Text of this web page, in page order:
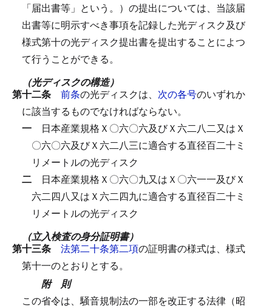
「届出書等」という。）の提出については、当該届
出書等に明示すべき事項を記録した光ディスク及び
様式第十の光ディスク提出書を提出することによつ
て行うことができる。
（光ディスクの構造）
第十二条 前条の光ディスクは、 次の各号のいずれか
に該当するものでなければならない。
一 日本産業規格Ｘ〇六〇六及びＸ六二八二又はＸ
〇六〇六及びＸ六二八三に適合する直径百二十ミ
リメートルの光ディスク
二 日本産業規格Ｘ〇六〇九又はＸ〇六一一及びＸ
六二四八又はＸ六二四九に適合する直径百二十ミ
リメートルの光ディスク
（立入検査の身分証明書）
第十三条 法第二十条第二項の証明書の様式は、様式
第十一のとおりとする。
附 則
この省令は、騒音規制法の一部を改正する法律（昭